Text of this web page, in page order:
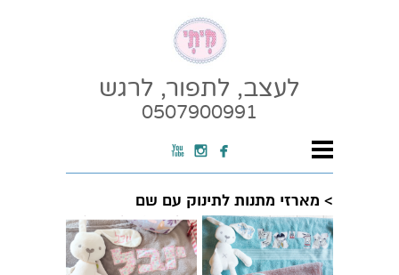
לעצב, לתפור, לרגש
0507900991



> מארזי מתנות לתינוק עם שם